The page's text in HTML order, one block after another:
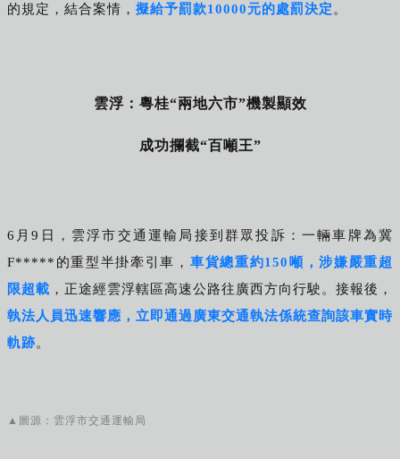
的規定，結合案情， 擬給予罰款10000元的處罰決定 。
雲浮：粵桂“兩地六市”機製顯效
成功攔截“百噸王”
6月9日，雲浮市交通運輸局接到群眾投訴：一輛車牌為冀
F*****的重型半掛牽引車， 車貨總重約150噸，涉嫌嚴重超
限超載 ，正途經雲浮轄區高速公路往廣西方向行駛。接報後，
執法人員迅速響應，立即通過廣東交通執法係統查詢該車實時
軌跡。
▲圖源：雲浮市交通運輸局